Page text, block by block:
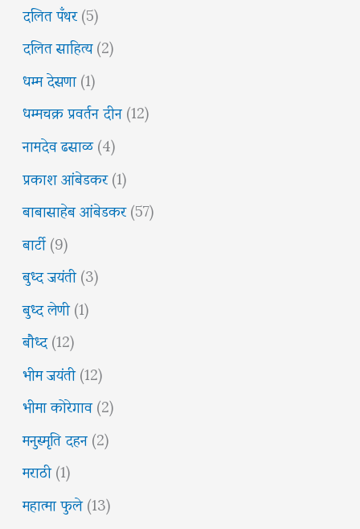
दलित पँथर(5)
दलित साहित्य(2)
धम्म देसणा(1)
धम्मचक्र प्रवर्तन दीन(12)
नामदेव ढसाळ(4)
प्रकाश आंबेडकर(1)
बाबासाहेब आंबेडकर(57)
बार्टी(9)
बुध्द जयंती(3)
बुध्द लेणी(1)
बौध्द(12)
भीम जयंती(12)
भीमा कोरेगाव(2)
मनुस्मृति दहन(2)
मराठी(1)
महात्मा फुले(13)